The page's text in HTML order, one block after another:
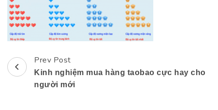
Post
Navigation
Prev Post
Kinh nghiệm mua hàng taobao cực hay cho
người mới